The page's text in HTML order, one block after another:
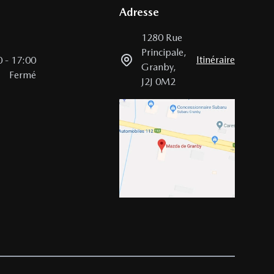
- 17:00
Fermé
Adresse
1280 Rue
Principale,
Granby,
J2J 0M2
Itinéraire